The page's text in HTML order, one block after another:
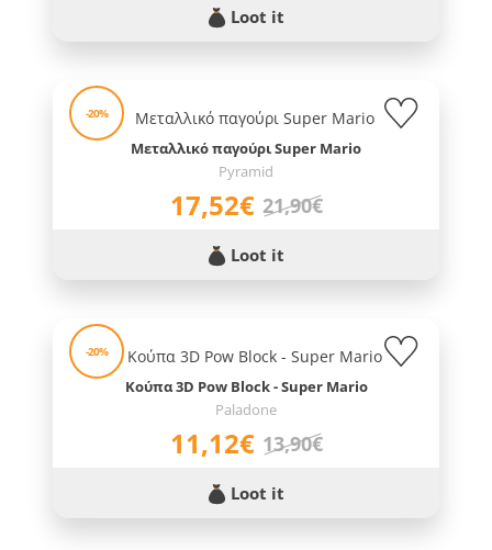
Loot it
-20%
Μεταλλικό παγούρι Super Mario
Pyramid
17,52€ 21,90€
Loot it
-20%
Κούπα 3D Pow Block - Super Mario
Paladone
11,12€ 13,90€
Loot it